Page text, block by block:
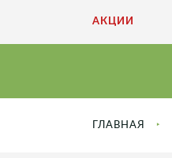
АКЦИИ
ГЛАВНАЯ